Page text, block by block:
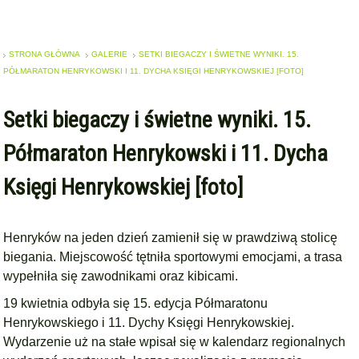
STRONA GŁÓWNA GALERIE
SETKI BIEGACZY I ŚWIETNE WYNIKI. 15.
PÓŁMARATON HENRYKOWSKI I 11. DYCHA KSIĘGI HENRYKOWSKIEJ [FOTO]
Setki biegaczy i świetne wyniki. 15.
Półmaraton Henrykowski i 11. Dycha
Księgi Henrykowskiej [foto]
Henryków na jeden dzień zamienił się w prawdziwą stolicę
biegania. Miejscowość tętniła sportowymi emocjami, a trasa
wypełniła się zawodnikami oraz kibicami.
19 kwietnia odbyła się 15. edycja Półmaratonu
Henrykowskiego i 11. Dychy Księgi Henrykowskiej.
Wydarzenie uż na stałe wpisał się w kalendarz regionalnych